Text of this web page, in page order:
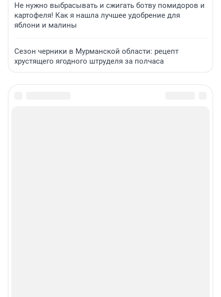
Не нужно выбрасывать и сжигать ботву помидоров и
картофеля! Как я нашла лучшее удобрение для
яблони и малины
Сезон черники в Мурманской области: рецепт
хрустящего ягодного штруделя за полчаса